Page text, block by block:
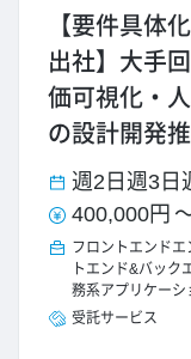
【要件具体
出社】大手
価可視化・
の設計開発
週2日 週3日
400,000円
フロントエンドエ
トエンド&バック
務系アプリケーシ
受託サービス